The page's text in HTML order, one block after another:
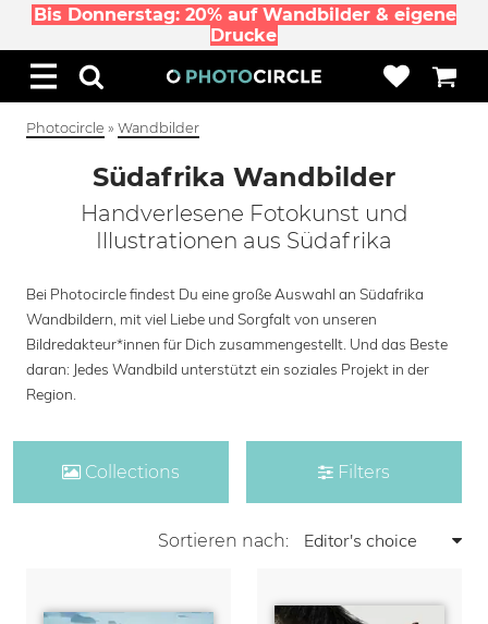
Bis Donnerstag: 20% auf Wandbilder & eigene
Drucke
Photocircle » Wandbilder
Südafrika Wandbilder
Handverlesene Fotokunst und
Illustrationen aus Südafrika
Bei Photocircle findest Du eine große Auswahl an Südafrika
Wandbildern, mit viel Liebe und Sorgfalt von unseren
Bildredakteur*innen für Dich zusammengestellt. Und das Beste
daran: Jedes Wandbild unterstützt ein soziales Projekt in der
Region.
Collections Filters
Sortieren nach: